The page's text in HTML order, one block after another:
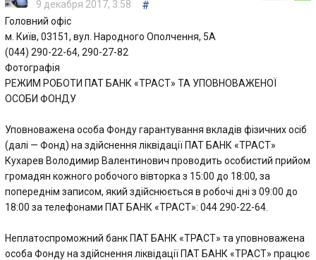
9 декабря 2017, 3:58
#
Головний офіс
м. Київ, 03151, вул. Народного Ополчення, 5А
(044) 290-22-64, 290-27-82
Фотографія
РЕЖИМ РОБОТИ ПАТ БАНК «ТРАСТ» ТА УПОВНОВАЖЕНОЇ
ОСОБИ ФОНДУ
Уповноважена особа Фонду гарантування вкладів фізичних осіб
(далі — Фонд) на здійснення ліквідації ПАТ БАНК «ТРАСТ»
Кухарев Володимир Валентинович проводить особистий прийом
громадян кожного робочого вівторка з 15:00 до 18:00, за
попереднім записом, який здійснюється в робочі дні з 09:00 до
18:00 за телефонами ПАТ БАНК «ТРАСТ»: 044 290-22-64.
Неплатоспроможний банк ПАТ БАНК «ТРАСТ» та уповноважена
особа Фонду на здійснення ліквідації ПАТ БАНК «ТРАСТ» працює